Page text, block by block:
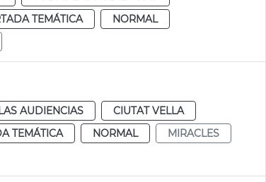
TEMÁTICA
NORMAL
AUDIENCIAS
CIUTAT VELLA
TEMÁTICA NORMAL
MIRACLES